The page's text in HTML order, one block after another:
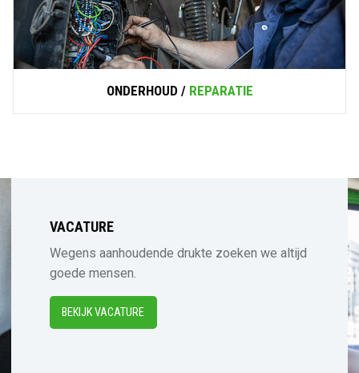
ONDERHOUD /REPARATIE
VACATURE
Wegens aanhoudende drukte zoeken we altijd
goede mensen.
BEKIJK VACATURE